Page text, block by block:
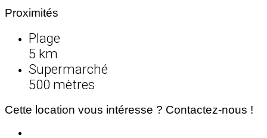
Proximités
Plage
5 km
Supermarché
500 mètres
Cette location vous intéresse ? Contactez-nous !